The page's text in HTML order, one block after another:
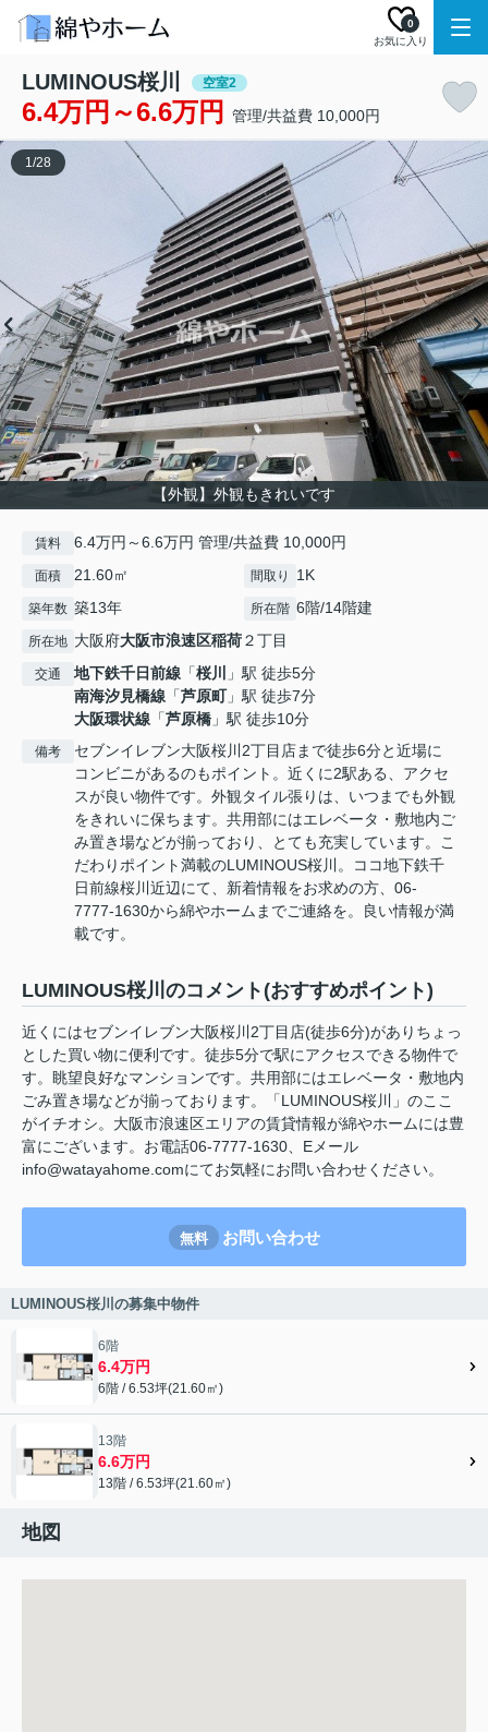
お気に入り
0
LUMINOUS桜川 空室2
6.4万円～6.6万円 管理/共益費 10,000円
【外観】外観もきれいです
1/28
賃料 6.4万円～6.6万円 管理/共益費 10,000円
面積 21.60㎡ 間取り 1K
築年数 築13年 所在階 6階/14階建
所在地 大阪府大阪市浪速区稲荷２丁目
交通 地下鉄千日前線 「桜川
」駅 徒歩5分
南海汐見橋線 「芦原町」駅 徒歩7分
大阪環状線 「芦原橋 」駅 徒歩10分
備考
セブンイレブン大阪桜川2丁目店まで徒歩6分と近場に
コンビニがあるのもポイント。近くに2駅ある、アクセ
スが良い物件です。外観タイル張りは、いつまでも外観
をきれいに保ちます。共用部にはエレベータ・敷地内ご
み置き場などが揃っており、とても充実しています。こ
だわりポイント満載のLUMINOUS桜川。ココ地下鉄千
日前線桜川近辺にて、新着情報をお求めの方、06-
7777-1630から綿やホームまでご連絡を。良い情報が満
載です。
LUMINOUS桜川のコメント(おすすめポイント)
近くにはセブンイレブン大阪桜川2丁目店(徒歩6分)がありちょっ
とした買い物に便利です。徒歩5分で駅にアクセスできる物件で
す。眺望良好なマンションです。共用部にはエレベータ・敷地内
ごみ置き場などが揃っております。「LUMINOUS桜川」のここ
がイチオシ。大阪市浪速区エリアの賃貸情報が綿やホームには豊
富にございます。お電話06-7777-1630、Eメール
info@watayahome.comにてお気軽にお問い合わせください。
無料 お問い合わせ
LUMINOUS桜川の募集中物件
6階
6.4万円
6階 / 6.53坪(21.60㎡)
13階
6.6万円
13階 / 6.53坪(21.60㎡)
地図